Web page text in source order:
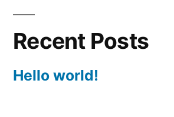
Recent Posts
Hello world!